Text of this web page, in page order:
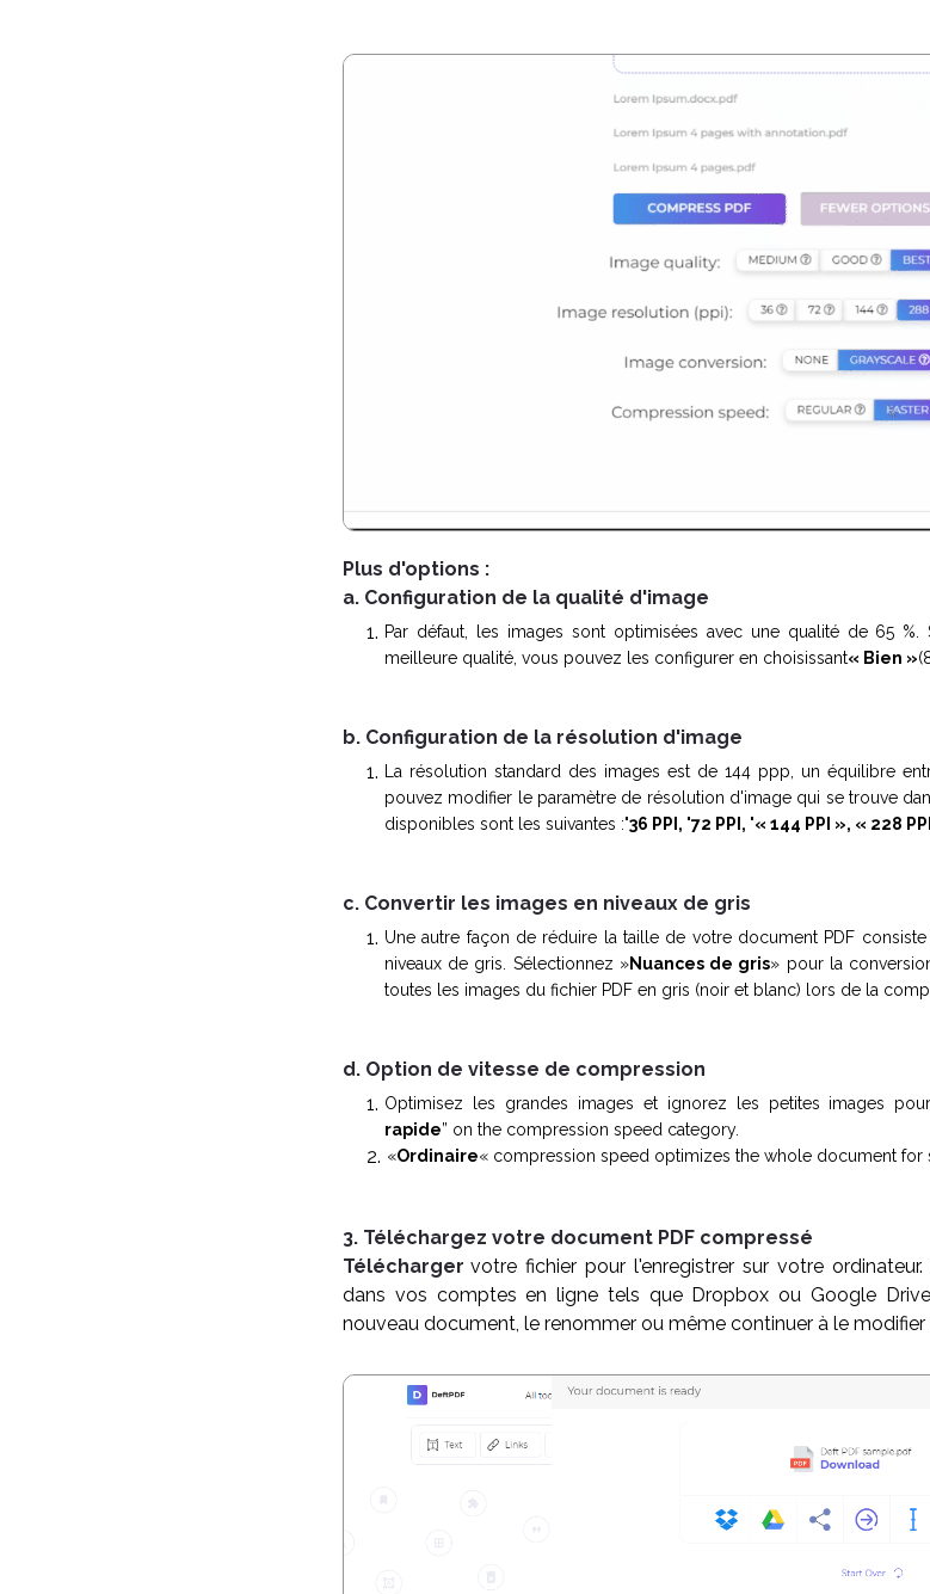
Plus d'options :
a. Configuration de la qualité d'image
Par défaut, les images sont optimisées avec une qualité de 65
meilleure qualité, vous pouvez les configurer en choisissant« Bien »
b. Configuration de la résolution d'image
La résolution standard des images est de 144 ppp, un équilibre
pouvez modifier le paramètre de résolution d'image qui se trouve
disponibles sont les suivantes :'36 PPI, '72 PPI, '« 144 PPI », « 228
c. Convertir les images en niveaux de gris
Une autre façon de réduire la taille de votre document PDF
niveaux de gris. Sélectionnez »Nuances de gris» pour la
toutes les images du fichier PDF en gris (noir et blanc) lors de la
d. Option de vitesse de compression
Optimisez les grandes images et ignorez les petites images
rapide” on the compression speed category.
«Ordinaire« compression speed optimizes the whole document for
3. Téléchargez votre document PDF compressé
Télécharger votre fichier pour l'enregistrer sur votre
dans vos comptes en ligne tels que Dropbox ou Google
nouveau document, le renommer ou même continuer à le